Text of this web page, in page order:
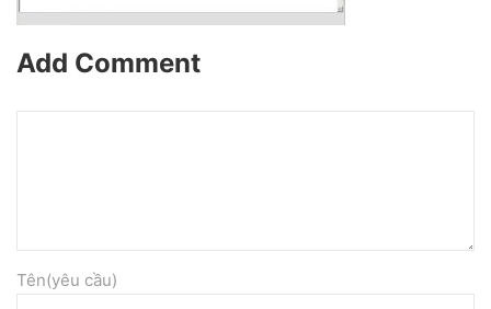
Add Comment
Tên(yêu cầu)